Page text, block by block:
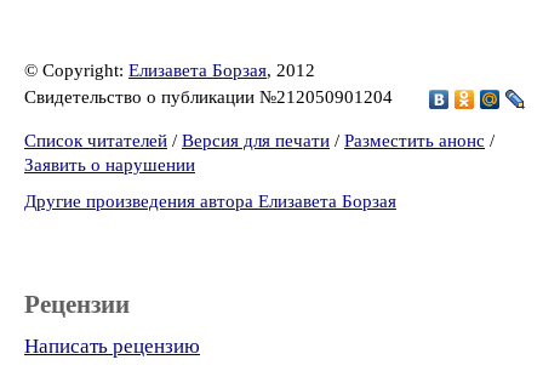
© Copyright: Елизавета Борзая, 2012
Свидетельство о публикации №212050901204
Список читателей / Версия для печати / Разместить анонс /
Заявить о нарушении
Другие произведения автора Елизавета Борзая
Рецензии
Написать рецензию